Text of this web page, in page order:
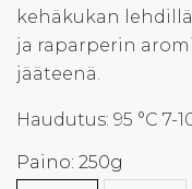
kehäkukan
ja raparperin
jääteenä.
Haudutus: 95 °C 7-
Paino: 250g